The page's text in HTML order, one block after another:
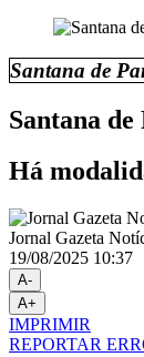
Santana de
Santana
Há
Jornal Gazeta
19/08/2025 10:37
A-
A+
IMPRIMIR
REPORTAR